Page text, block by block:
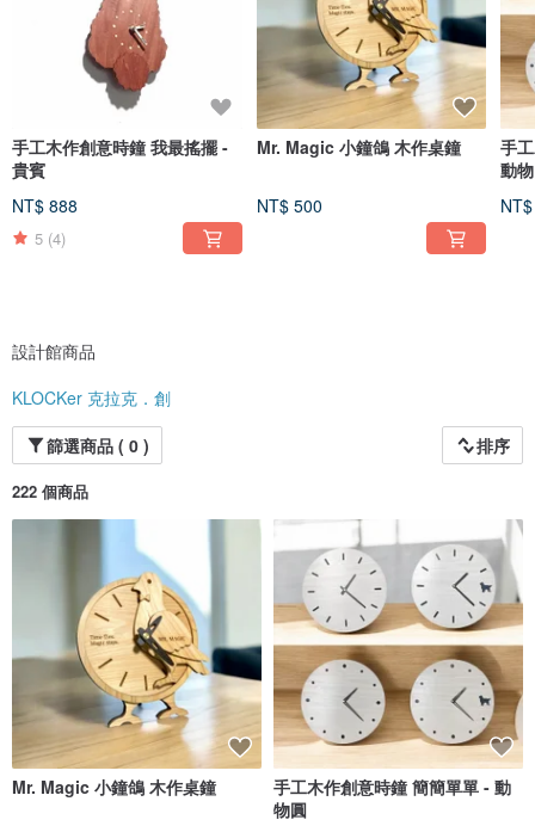
手工木作創意時鐘 我最搖擺 -
貴賓
NT$ 888
5 (4)
Mr. Magic 小鐘鴿 木作桌鐘
NT$ 500
手
動
設計館商品
KLOCKer 克拉克．創
篩選商品 ( 0 )
排序
222 個商品
Mr. Magic 小鐘鴿 木作桌鐘
手工木作創意時鐘 簡簡單單 - 動
物圓